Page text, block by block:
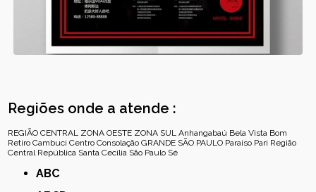
Regiões onde a atende :
REGIÃO CENTRAL ZONA OESTE ZONA SUL Anhangabaú Bela Vista Bom
Retiro Cambuci Centro Consolação GRANDE SÃO PAULO Paraíso Pari Região
Central República Santa Cecília São Paulo Sé
ABC